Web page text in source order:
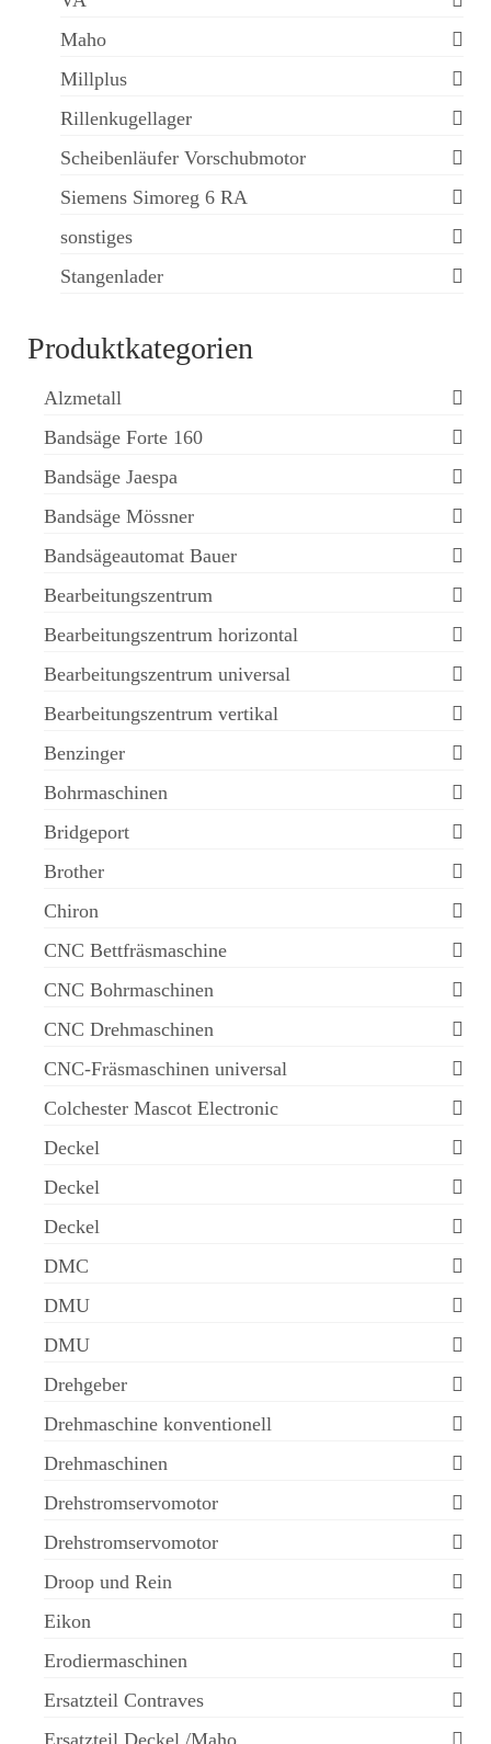
Maho
Millplus
Rillenkugellager
Scheibenläufer Vorschubmotor
Siemens Simoreg 6 RA
sonstiges
Stangenlader
Produktkategorien
Alzmetall
Bandsäge Forte 160
Bandsäge Jaespa
Bandsäge Mössner
Bandsägeautomat Bauer
Bearbeitungszentrum
Bearbeitungszentrum horizontal
Bearbeitungszentrum universal
Bearbeitungszentrum vertikal
Benzinger
Bohrmaschinen
Bridgeport
Brother
Chiron
CNC Bettfräsmaschine
CNC Bohrmaschinen
CNC Drehmaschinen
CNC-Fräsmaschinen universal
Colchester Mascot Electronic
Deckel
Deckel
Deckel
DMC
DMU
DMU
Drehgeber
Drehmaschine konventionell
Drehmaschinen
Drehstromservomotor
Drehstromservomotor
Droop und Rein
Eikon
Erodiermaschinen
Ersatzteil Contraves
Ersatzteil Deckel /Maho